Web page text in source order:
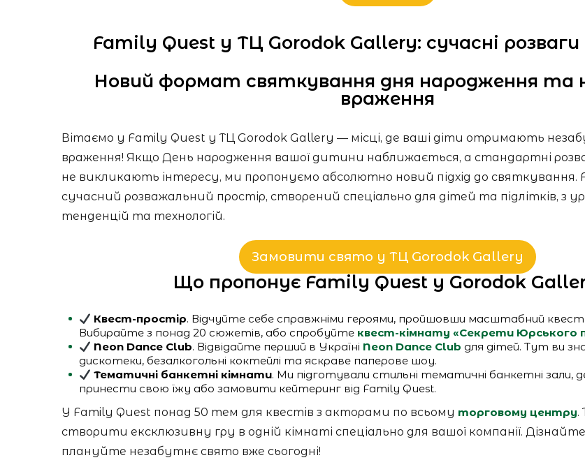
Family Quest у ТЦ Gorodok Gallery: сучасні
Новий формат святкування дня народження та
враження
Вітаємо у Family Quest у ТЦ Gorodok Gallery — місці, де ваші діти отримають
враження! Якщо День народження вашої дитини наближається, а стандартні
не викликають інтересу, ми пропонуємо абсолютно новий підхід до святкування.
сучасний розважальний простір, створений спеціально для дітей та підлітків, з
тенденцій та технологій.
Замовити свято у ТЦ Gorodok Gallery
Що пропонує Family Quest у Gorodok
Квест-простір. Відчуйте себе справжніми героями, пройшовши масштабний
Вибирайте з понад 20 сюжетів, або спробуйте квест-кімнату «Секрети Юрського
Neon Dance Club. Відвідайте перший в Україні Neon Dance Club для дітей. Тут ви
дискотеки, безалкогольні коктейлі та яскраве паперове шоу.
Тематичні банкетні кімнати. Ми підготували стильні тематичні банкетні зали,
принести свою їжу або замовити кейтеринг від Family Quest.
У Family Quest понад 50 тем для квестів з акторами по всьому торговому центру.
створити ексклюзивну гру в одній кімнаті спеціально для вашої компанії.
плануйте незабутнє свято вже сьогодні!